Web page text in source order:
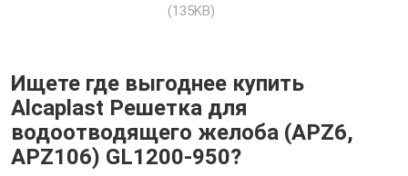
(135KB)
Ищете где выгоднее купить
Alcaplast Решетка для
водоотводящего желоба (APZ6,
APZ106) GL1200-950?